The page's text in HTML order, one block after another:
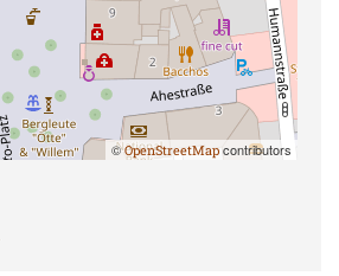
©OpenStreetMap contributors